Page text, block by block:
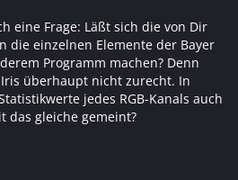
eine Frage: Läßt sich die von Dir
die einzelnen Elemente der Bayer
Programm machen? Denn
überhaupt nicht zurecht. In
jedes RGB-Kanals auch
das gleiche gemeint?